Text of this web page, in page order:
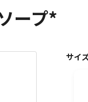
ープ*
サイ